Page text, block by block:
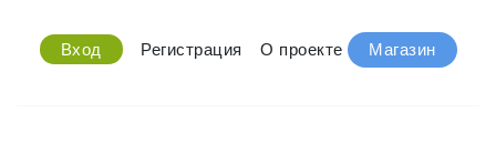
Вход Регистрация О проекте Магазин